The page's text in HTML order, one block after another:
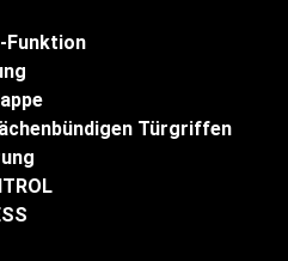
Funktion
Türgriffen